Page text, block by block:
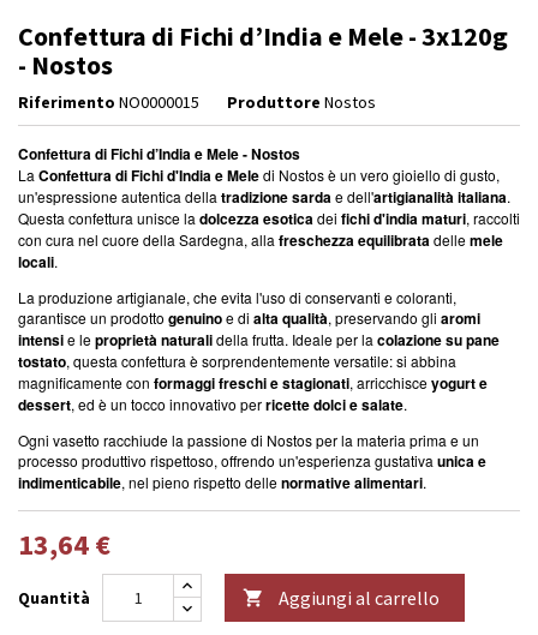
Confettura di Fichi d’India e Mele - 3x120g
- Nostos
Riferimento NO0000015 Produttore Nostos
Confettura di Fichi d’India e Mele- Nostos
La Confettura di Fichi d'India e Meledi Nostos è un vero gioiello di gusto,
un'espressione autentica della tradizione sardae dell'artigianalità italiana.
Questa confettura unisce la dolcezza esoticadei fichi d'india maturi, raccolti
con cura nel cuore della Sardegna, alla freschezza equilibratadellemele
locali.
La produzione artigianale, che evita l'uso di conservanti e coloranti,
garantisce un prodotto genuinoe di alta qualità, preservando gli aromi
intensie leproprietà naturalidella frutta. Ideale per la colazione su pane
tostato, questa confettura è sorprendentemente versatile: si abbina
magnificamente con formaggi freschi e stagionati, arricchisceyogurt e
dessert, ed è un tocco innovativo perricette dolci e salate.
Ogni vasetto racchiude la passione di Nostos per la materia prima e un
processo produttivo rispettoso, offrendo un'esperienza gustativa unica e
indimenticabile, nel pieno rispetto dellenormative alimentari.
13,64 €
Quantità  Aggiungi al carrello